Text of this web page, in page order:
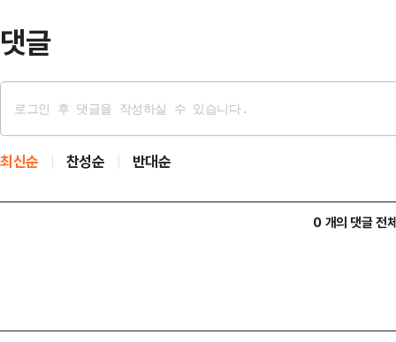
댓글
최신순 찬성순 반대순
0 개의 댓글 전